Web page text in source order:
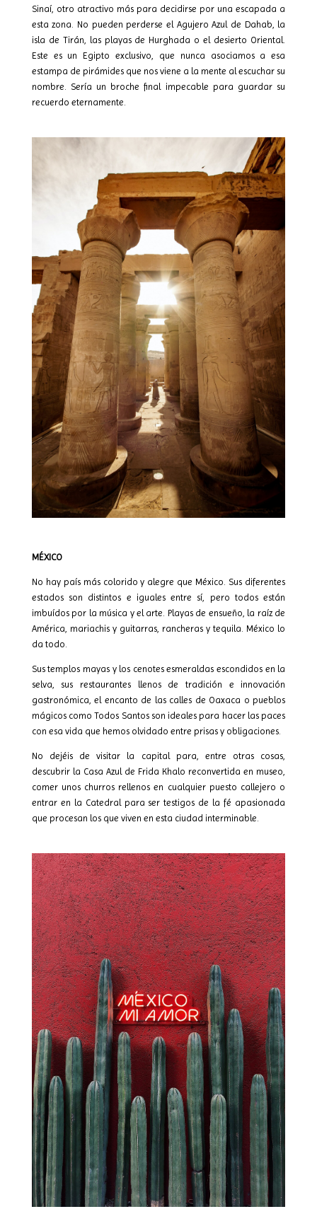
Sinaí, otro atractivo más para decidirse por una escapada a
esta zona. No pueden perderse el Agujero Azul de Dahab, la
isla de Tirán, las playas de Hurghada o el desierto Oriental.
Este es un Egipto exclusivo, que nunca asociamos a esa
estampa de pirámides que nos viene a la mente al escuchar su
nombre. Sería un broche final impecable para guardar su
recuerdo eternamente.
MÉXICO
No hay país más colorido y alegre que México. Sus diferentes
estados son distintos e iguales entre sí, pero todos están
imbuídos por la música y el arte. Playas de ensueño, la raíz de
América, mariachis y guitarras, rancheras y tequila. México lo
da todo.
Sus templos mayas y los cenotes esmeraldas escondidos en la
selva, sus restaurantes llenos de tradición e innovación
gastronómica, el encanto de las calles de Oaxaca o pueblos
mágicos como Todos Santos son ideales para hacer las paces
con esa vida que hemos olvidado entre prisas y obligaciones.
No dejéis de visitar la capital para, entre otras cosas,
descubrir la Casa Azul de Frida Khalo reconvertida en museo,
comer unos churros rellenos en cualquier puesto callejero o
entrar en la Catedral para ser testigos de la fé apasionada
que procesan los que viven en esta ciudad interminable.